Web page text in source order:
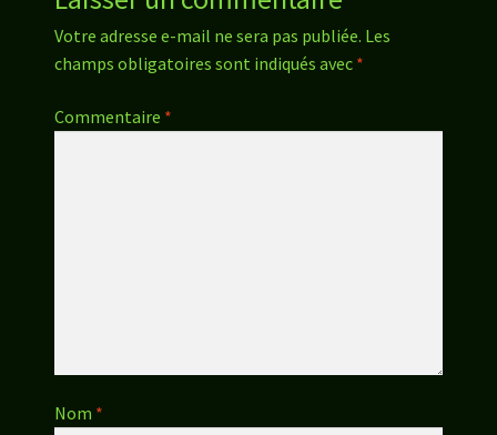
Votre adresse e-mail ne sera pas publiée. Les
champs obligatoires sont indiqués avec *
Commentaire *
Nom *